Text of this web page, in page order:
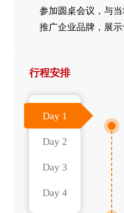
参加圆桌会议，与
推广企业品牌，展
行程安排
Day 1
Day 2
Day 3
Day 4